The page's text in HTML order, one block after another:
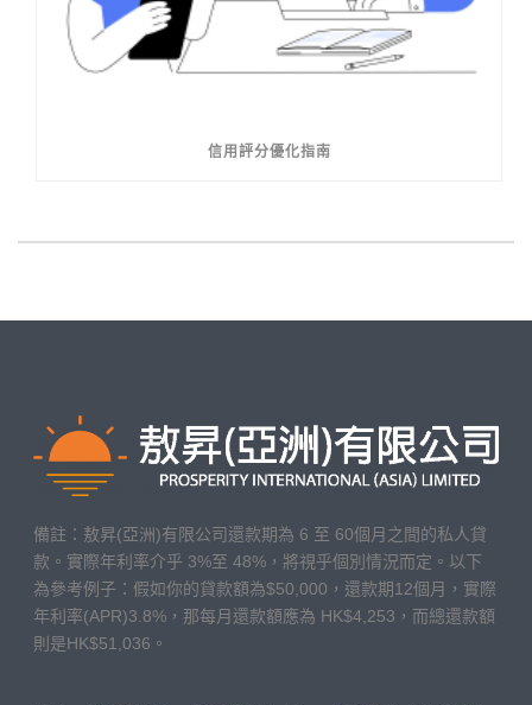
信用評分優化指南
備註：敖昇(亞洲)有限公司還款期為 6 至 60個月之間的私人貸
款。實際年利率介乎 3%至 48%，將視乎個別情況而定。以下
為參考例子：假如你的貸款額為$50,000，還款期12個月，實際
年利率(APR)3.8%，那每月還款額應為 HK$4,253，而總還款額
則是HK$51,036。